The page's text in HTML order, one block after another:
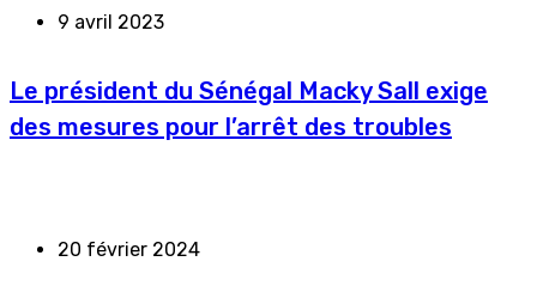
9 avril 2023
Le président du Sénégal Macky Sall exige
des mesures pour l’arrêt des troubles
20 février 2024